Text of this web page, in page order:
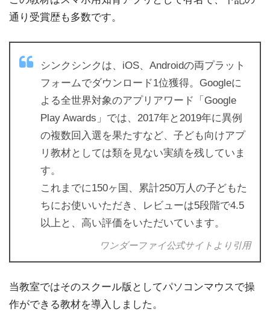
通り受賞歴も多数です。
シンクシンクは、iOS、Androidの両プラット
フォームでダウンロード1位獲得。Googleに
よる全世界対象のアプリアワード「Google
Play Awards」では、2017年と2019年に異例
の複数回入選を果たすなど、子ども向けアプ
リ教材としては類を見ない実績を残していま
す。
これまでに150ヶ国、累計250万人の子どもた
ちにお使いいただき、レビューは5段階で4.5
以上と、高い評価をいただいています。
ワンダーファイ公式サイトより引用
当教室ではそのスクール版としてパソコンマウスで操
作ができる教材を導入しました。